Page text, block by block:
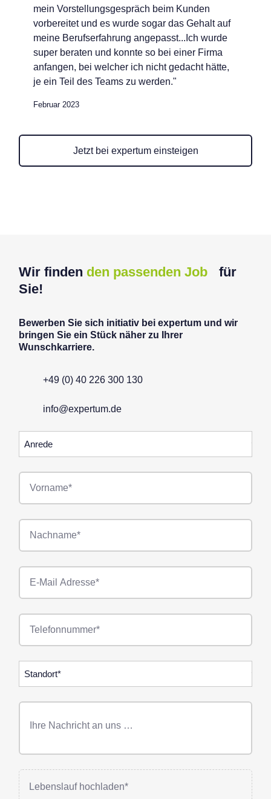
mein Vorstellungsgespräch beim Kunden
vorbereitet und es wurde sogar das Gehalt auf
meine Berufserfahrung angepasst...Ich wurde
super beraten und konnte so bei einer Firma
anfangen, bei welcher ich nicht gedacht hätte,
je ein Teil des Teams zu werden."
Februar 2023
Jetzt bei expertum einsteigen
Wir finden den passenden Job für
Sie!
Bewerben Sie sich initiativ bei expertum und wir
bringen Sie ein Stück näher zu Ihrer
Wunschkarriere.
+49 (0) 40 226 300 130
info@expertum.de
Vorname*
Nachname*
E-
Mail*
Telefonnummer
Freitext
Nachricht
Lebenslauf hochladen*